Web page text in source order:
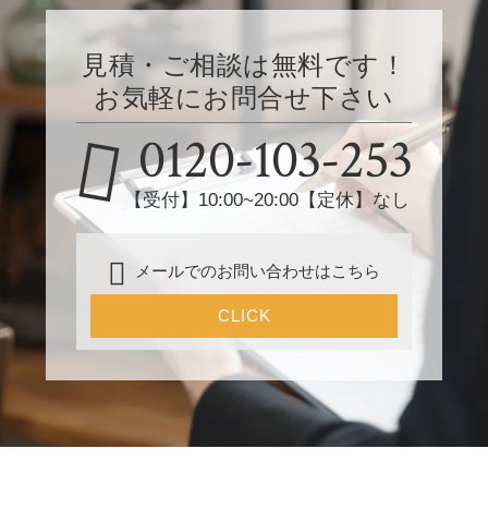
見積・ご相談は無料です！
お気軽にお問合せ下さい
0120-103-253
【受付】10:00~20:00【定休】なし
メールでのお問い合わせはこちら
CLICK